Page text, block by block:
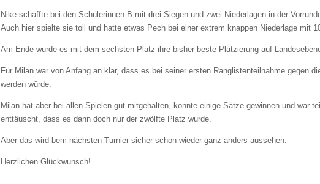
Nike schaffte bei den Schülerinnen B mit drei Siegen und zwei Niederlagen in der
Auch hier spielte sie toll und hatte etwas Pech bei einer extrem knappen Niederlage mit
Am Ende wurde es mit dem sechsten Platz ihre bisher beste Platzierung auf
Für Milan war von Anfang an klar, dass es bei seiner ersten Ranglistenteilnahme gegen
werden würde.
Milan hat aber bei allen Spielen gut mitgehalten, konnte einige Sätze gewinnen und war
enttäuscht, dass es dann doch nur der zwölfte Platz wurde.
Aber das wird bem nächsten Turnier sicher schon wieder ganz anders aussehen.
Herzlichen Glückwunsch!